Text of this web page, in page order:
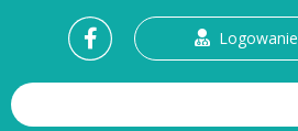
Logowanie